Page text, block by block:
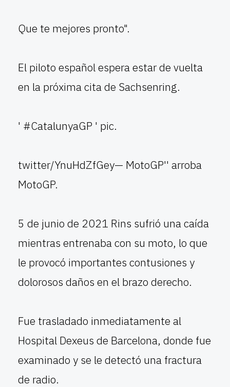
Que te mejores pronto".
El piloto español espera estar de vuelta
en la próxima cita de Sachsenring.
' #CatalunyaGP ' pic.
twitter/YnuHdZfGey— MotoGP'' arroba
MotoGP.
5 de junio de 2021 Rins sufrió una caída
mientras entrenaba con su moto, lo que
le provocó importantes contusiones y
dolorosos daños en el brazo derecho.
Fue trasladado inmediatamente al
Hospital Dexeus de Barcelona, donde fue
examinado y se le detectó una fractura
de radio.